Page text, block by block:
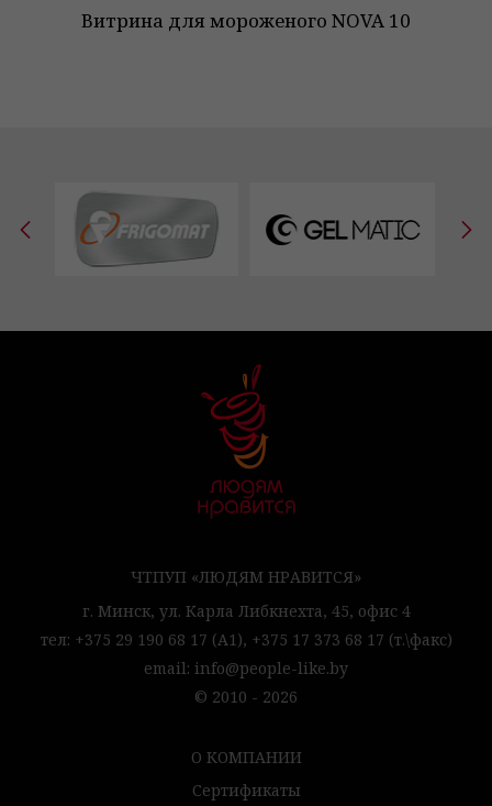
Витрина для мороженого NOVA 10
ЧТПУП «ЛЮДЯМ НРАВИТСЯ»
г. Минск, ул. Карла Либкнехта, 45, офис 4
тел: +375 29 190 68 17 (А1), +375 17 373 68 17 (т.\факс)
email: info@people-like.by
© 2010 - 2026
О КОМПАНИИ
Сертификаты